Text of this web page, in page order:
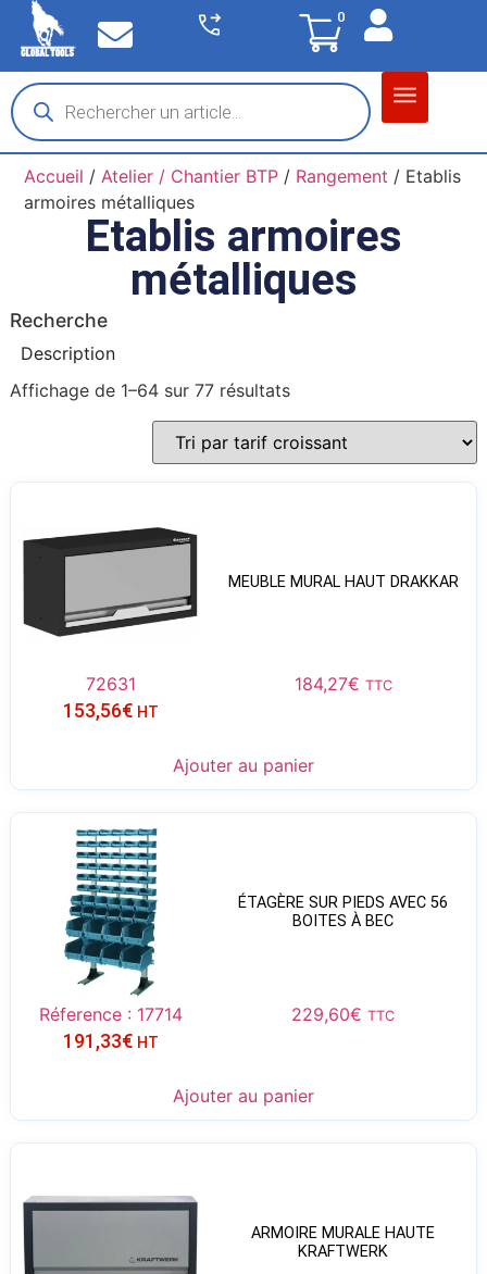
0
Accueil / Atelier / Chantier BTP / Rangement / Etablis
armoires métalliques
Etablis armoires
métalliques
Recherche
Description
Affichage de 1–64 sur 77 résultats
MEUBLE MURAL HAUT DRAKKAR
72631 184,27€ TTC
153,56€ HT
Ajouter au panier
ÉTAGÈRE SUR PIEDS AVEC 56
BOITES À BEC
Réference : 17714 229,60€ TTC
191,33€ HT
Ajouter au panier
ARMOIRE MURALE HAUTE
KRAFTWERK